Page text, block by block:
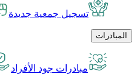
تسجيل جمعية جديدة
المبادرات
مبادرات جود الأفراد